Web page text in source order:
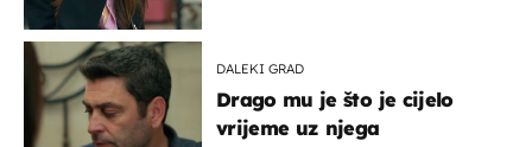
DALEKI GRAD
Drago mu je što je cijelo
vrijeme uz njega